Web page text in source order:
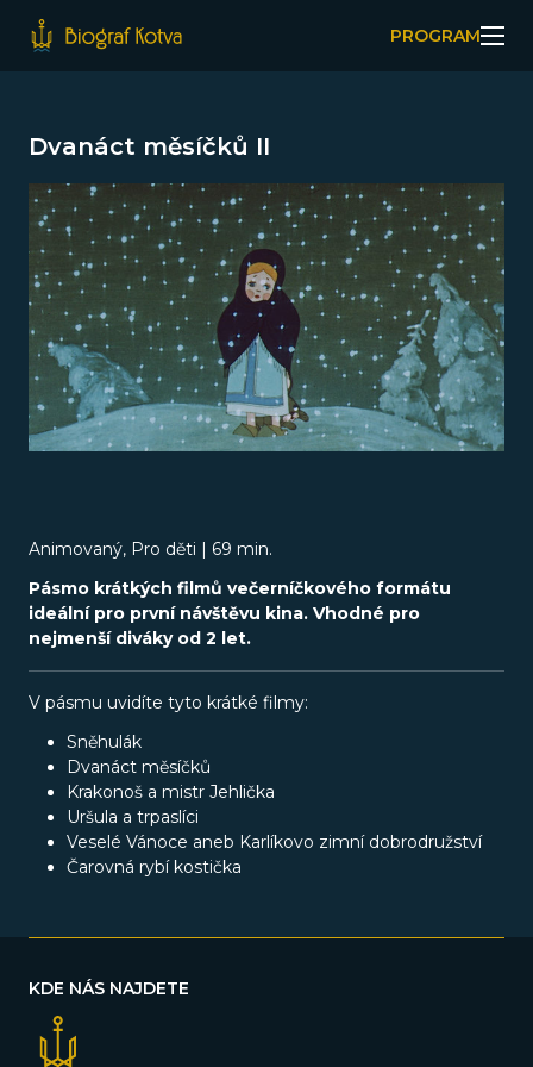
PROGRAM
Dvanáct měsíčků II
Animovaný, Pro děti | 69 min.
Pásmo krátkých filmů večerníčkového formátu
ideální pro první návštěvu kina. Vhodné pro
nejmenší diváky od 2 let.
V pásmu uvidíte tyto krátké filmy:
Sněhulák
Dvanáct měsíčků
Krakonoš a mistr Jehlička
Uršula a trpaslíci
Veselé Vánoce aneb Karlíkovo zimní dobrodružství
Čarovná rybí kostička
KDE NÁS NAJDETE